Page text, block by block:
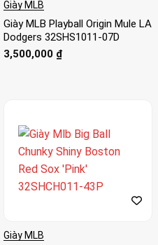
Giày MLB
Giày MLB Playball Origin Mule LA
Dodgers 32SHS1011-07D
3,500,000 ₫
Giày MLB